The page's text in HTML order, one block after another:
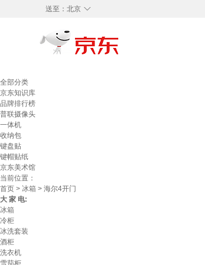
◇
送至： 北京
全部分类
京东知识库
品牌排行榜
普联摄像头
一体机
收纳包
键盘贴
键帽贴纸
京东美术馆
当前位置：
首页 > 冰箱 > 海尔4开门
大 家 电:
冰箱
冷柜
冰洗套装
酒柜
洗衣机
雪茄柜